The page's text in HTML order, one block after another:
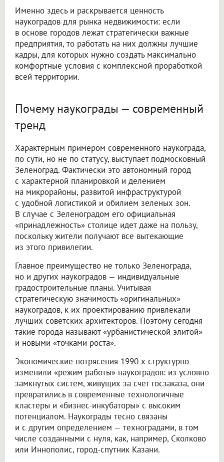
Именно здесь и раскрывается ценность
наукоградов для рынка недвижимости: если
в основе городов лежат стратегически важные
предприятия, то работать на них должны лучшие
кадры, для которых нужно создать максимально
комфортные условия с комплексной проработкой
всей территории.
Почему наукограды — современный
тренд
Характерным примером современного наукограда,
по сути, но не по статусу, выступает подмосковный
Зеленоград. Фактически это автономный город
с характерной планировкой и делением
на микрорайоны, развитой инфраструктурой
с удобной логистикой и обилием зеленых зон.
В случае с Зеленоградом его официальная
«принадлежность» столице идет даже на пользу,
поскольку жители получают все вытекающие
из этого привилегии.
Главное преимущество не только Зеленограда,
но и других наукоградов — индивидуальные
градостроительные планы. Учитывая
стратегическую значимость «оригинальных»
наукоградов, к их проектированию привлекали
лучших советских архитекторов. Поэтому сегодня
такие города называют «урбанистической элитой»
и новыми «точками роста».
Экономические потрясения 1990-х структурно
изменили «режим работы» наукоградов: из условно
замкнутых систем, живущих за счет госзаказа, они
превратились в современные технологичные
кластеры и «бизнес-инкубаторы» с высоким
потенциалом. Наукограды тесно связаны
и с другим определением — техноградами, в том
числе созданными с нуля, как, например, Сколково
или Иннополис, город-спутник Казани.